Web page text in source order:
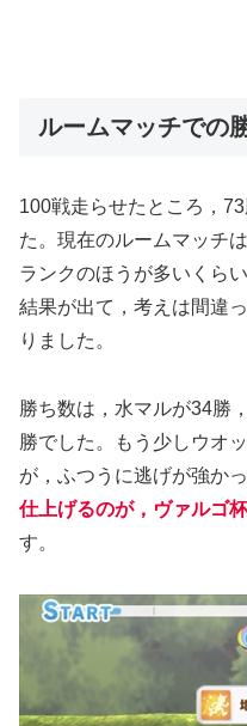
ルームマッチでの
100戦走らせたところ，
た。現在のルームマッチ
ランクのほうが多いくら
結果が出て，考えは間違
りました。
勝ち数は，水マルが34勝
勝でした。もう少しウオ
が，ふつうに逃げが強か
仕上げるのが，ヴァルゴ
す。